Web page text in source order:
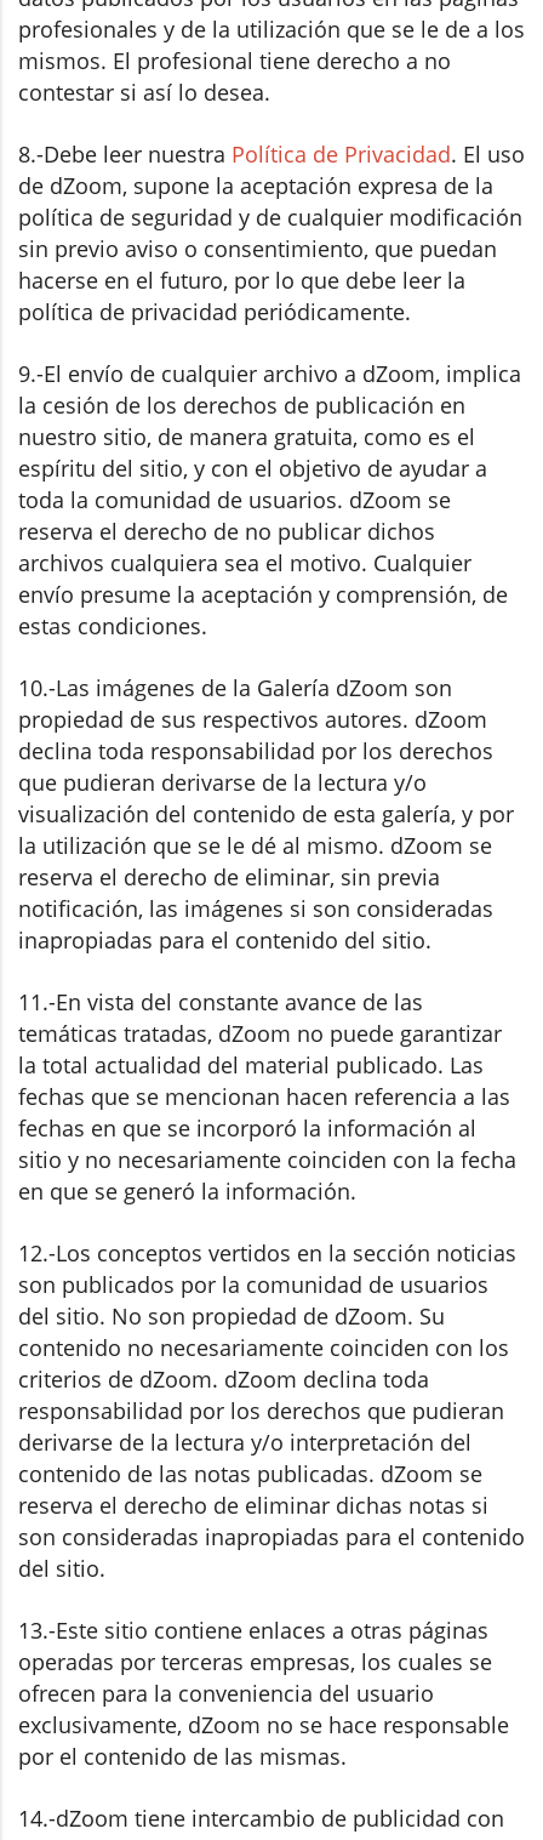
profesionales y de la utilización que se le de a los
mismos. El profesional tiene derecho a no
contestar si así lo desea.
8.-Debe leer nuestra Política de Privacidad. El uso
de dZoom, supone la aceptación expresa de la
política de seguridad y de cualquier modificación
sin previo aviso o consentimiento, que puedan
hacerse en el futuro, por lo que debe leer la
política de privacidad periódicamente.
9.-El envío de cualquier archivo a dZoom, implica
la cesión de los derechos de publicación en
nuestro sitio, de manera gratuita, como es el
espíritu del sitio, y con el objetivo de ayudar a
toda la comunidad de usuarios. dZoom se
reserva el derecho de no publicar dichos
archivos cualquiera sea el motivo. Cualquier
envío presume la aceptación y comprensión, de
estas condiciones.
10.-Las imágenes de la Galería dZoom son
propiedad de sus respectivos autores. dZoom
declina toda responsabilidad por los derechos
que pudieran derivarse de la lectura y/o
visualización del contenido de esta galería, y por
la utilización que se le dé al mismo. dZoom se
reserva el derecho de eliminar, sin previa
notificación, las imágenes si son consideradas
inapropiadas para el contenido del sitio.
11.-En vista del constante avance de las
temáticas tratadas, dZoom no puede garantizar
la total actualidad del material publicado. Las
fechas que se mencionan hacen referencia a las
fechas en que se incorporó la información al
sitio y no necesariamente coinciden con la fecha
en que se generó la información.
12.-Los conceptos vertidos en la sección noticias
son publicados por la comunidad de usuarios
del sitio. No son propiedad de dZoom. Su
contenido no necesariamente coinciden con los
criterios de dZoom. dZoom declina toda
responsabilidad por los derechos que pudieran
derivarse de la lectura y/o interpretación del
contenido de las notas publicadas. dZoom se
reserva el derecho de eliminar dichas notas si
son consideradas inapropiadas para el contenido
del sitio.
13.-Este sitio contiene enlaces a otras páginas
operadas por terceras empresas, los cuales se
ofrecen para la conveniencia del usuario
exclusivamente, dZoom no se hace responsable
por el contenido de las mismas.
14.-dZoom tiene intercambio de publicidad con